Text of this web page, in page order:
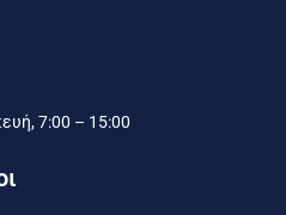
7:00 – 15:00